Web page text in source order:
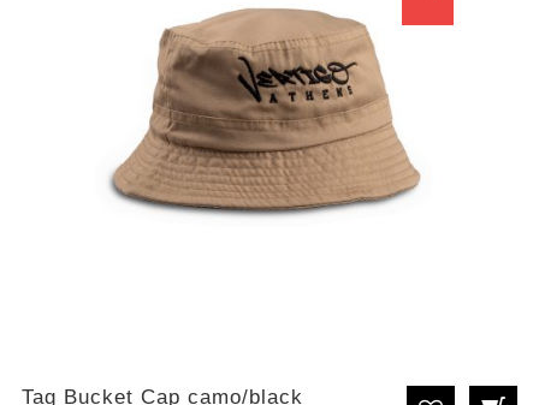
Tag Bucket Cap camo/black